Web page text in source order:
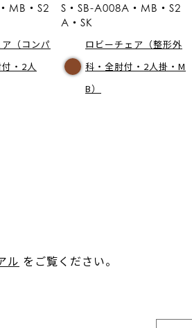
MB・S2
（コンパ
・2人
S・SB-A008A・MB・S2
A・SK
ロビーチェア（整形外
科・全肘付・2人掛・M
B）
ル をご覧ください。